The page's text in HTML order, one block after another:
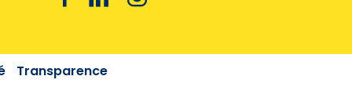
Transparence